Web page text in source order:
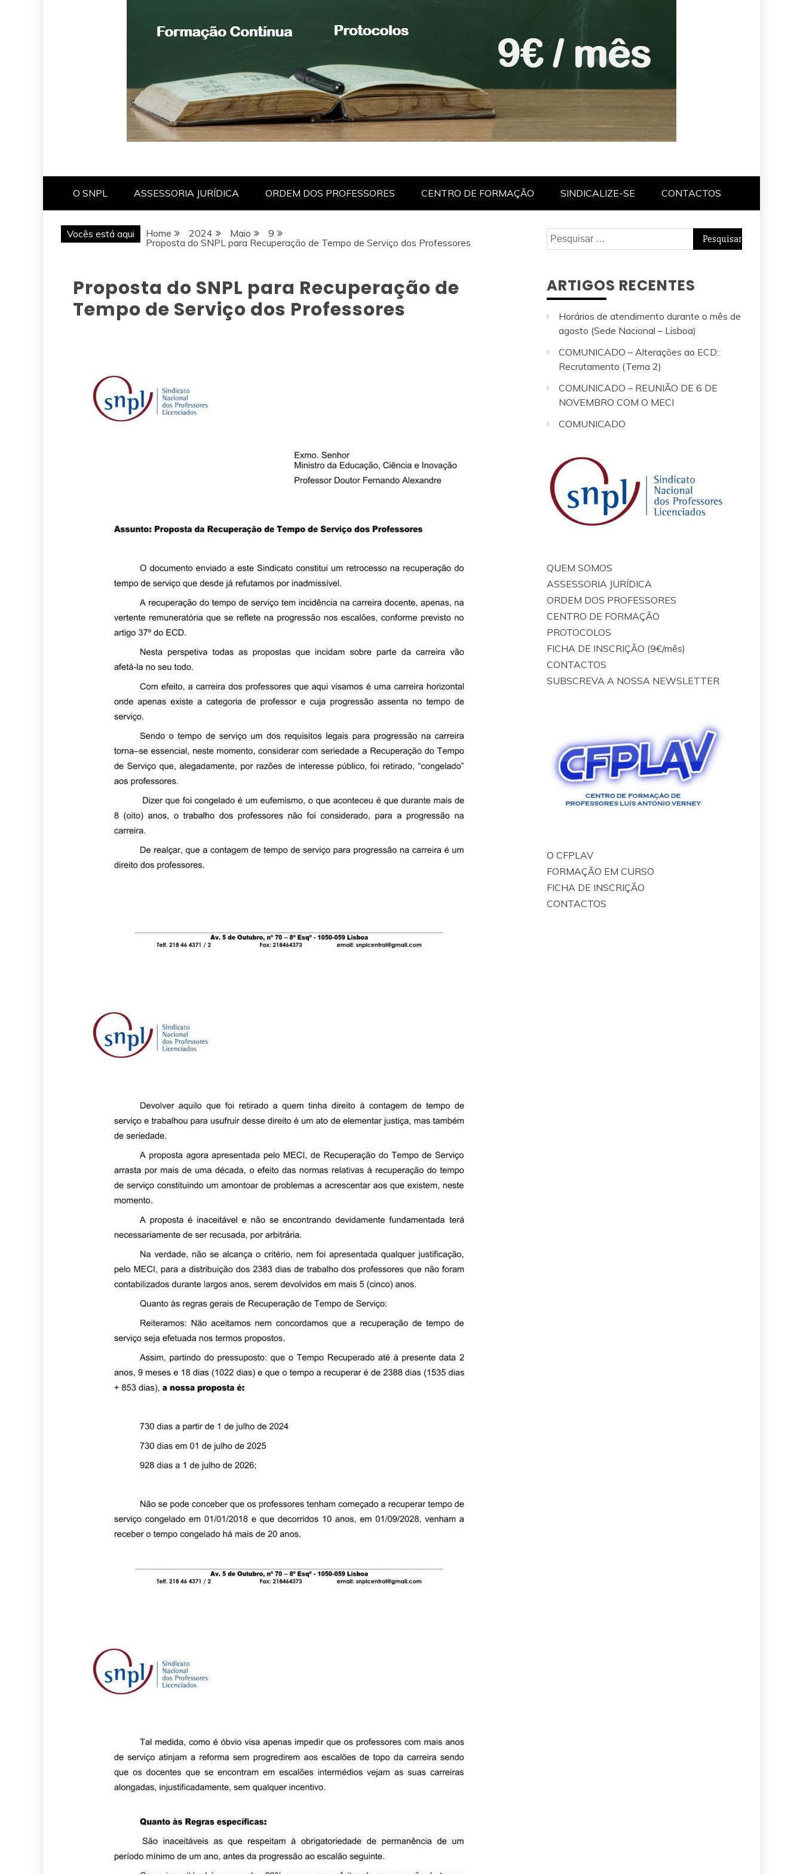
O SNPL ASSESSORIA JURÍDICA ORDEM DOS PROFESSORES CENTRO DE FORMAÇÃO SINDICALIZE-SE CONTACTOS
Vocês está aqui Home 2024 Maio
9
Proposta do SNPL para Recuperação de Tempo de Serviço dos Professores
Proposta do SNPL para Recuperação de
Tempo de Serviço dos Professores
Pesquisar
por:
ARTIGOS RECENTES
Horários de atendimento durante o mês de
agosto (Sede Nacional – Lisboa)
COMUNICADO – Alterações ao ECD:
Recrutamento (Tema 2)
COMUNICADO – REUNIÃO DE 6 DE
NOVEMBRO COM O MECI
COMUNICADO
QUEM SOMOS
ASSESSORIA JURÍDICA
ORDEM DOS PROFESSORES
CENTRO DE FORMAÇÃO
PROTOCOLOS
FICHA DE INSCRIÇÃO (9€/mês)
CONTACTOS
SUBSCREVA A NOSSA NEWSLETTER
O CFPLAV
FORMAÇÃO EM CURSO
FICHA DE INSCRIÇÃO
CONTACTOS